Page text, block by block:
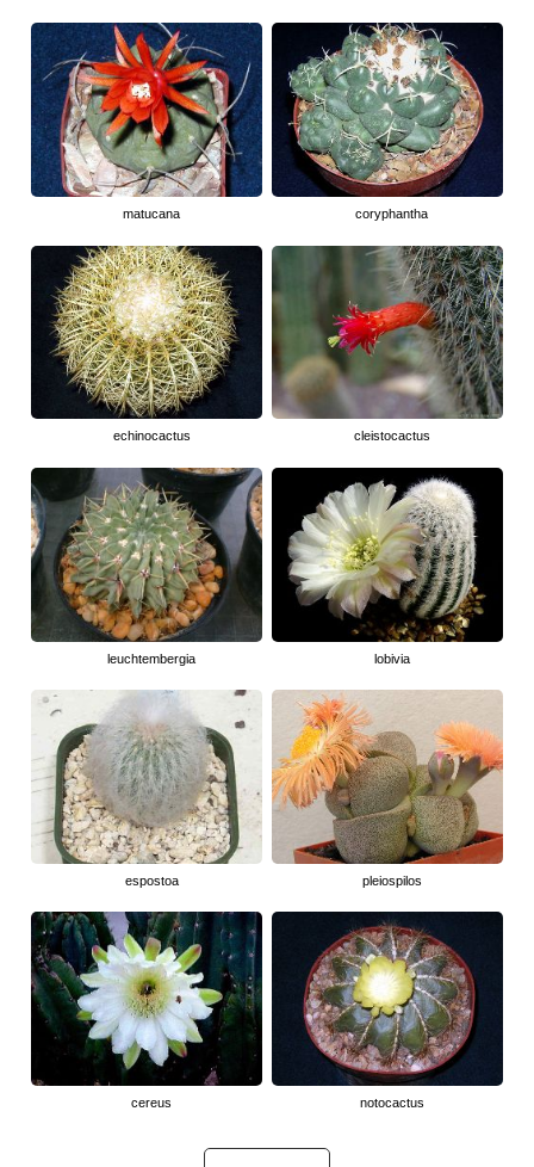
matucana coryphantha
echinocactus cleistocactus
leuchtembergia lobivia
espostoa pleiospilos
cereus notocactus